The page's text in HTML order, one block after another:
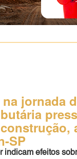
jornada
SP
indicam efeitos